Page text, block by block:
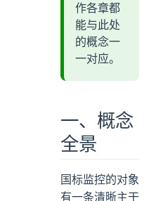
作各章都
能与此处
的概念一
一对应。
一、概念
全景
国标监控的对象
有一条清晰主干